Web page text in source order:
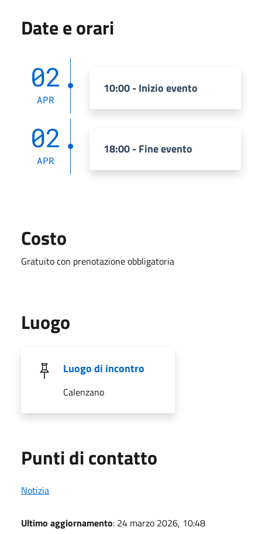
Date e orari
02
APR
10:00 - Inizio evento
02
APR
18:00 - Fine evento
Costo
Gratuito con prenotazione obbligatoria
Luogo
Luogo di incontro
Calenzano
Punti di contatto
Notizia
Ultimo aggiornamento: 24 marzo 2026, 10:48